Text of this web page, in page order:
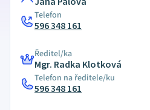
Telefon
596 348 161
Ředitel/ka
Mgr. Radka Klotková
Telefon na ředitele/ku
596 348 161